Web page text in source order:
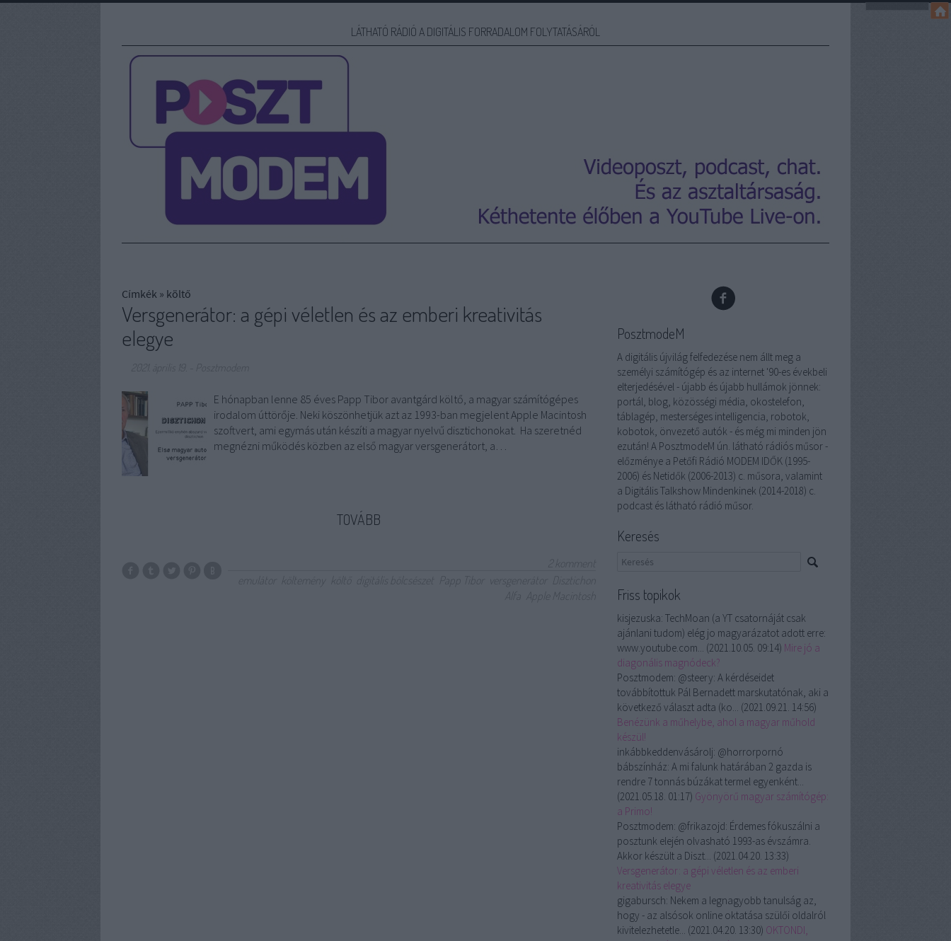
LÁTHATÓ RÁDIÓ A DIGITÁLIS FORRADALOM FOLYTATÁSÁRÓL
Címkék » költő
Versgenerátor: a gépi véletlen és az emberi kreativitás
elegye
Posztmodem
E hónapban lenne 85 éves Papp Tibor avantgárd költő, a magyar számítógépes
irodalom úttörője. Neki köszönhetjük azt az 1993-ban megjelent Apple Macintosh
szoftvert, ami egymás után készíti a magyar nyelvű disztichonokat. Ha szeretnéd
megnézni működés közben az első magyar versgenerátort, a…
TOVÁBB
2 komment
emulátor
költemény költő digitális bölcsészet
Disztichon
Alfa
Apple Macintosh
PosztmodeM
A digitális újvilág felfedezése nem állt meg a
személyi számítógép és az internet '90-es évekbeli
elterjedésével - újabb és újabb hullámok jönnek:
portál, blog, közösségi média, okostelefon,
táblagép, mesterséges intelligencia, robotok,
kobotok, önvezető autók - és még mi minden jön
ezután! A PosztmodeM ún. látható rádiós műsor -
előzménye a Petőfi Rádió MODEM IDŐK (1995-
2006) és Netidők (2006-2013) c. műsora, valamint
a Digitális Talkshow Mindenkinek (2014-2018) c.
podcast és látható rádió műsor.
Keresés
Friss topikok
kisjezuska: TechMoan (a YT csatornáját csak
ajánlani tudom) elég jo magyarázatot adott erre:
www.youtube.com... (2021.10.05. 09:14) Mire jó a
diagonális magnódeck?
Posztmodem: @steery: A kérdéseidet
továbbítottuk Pál Bernadett marskutatónak, aki a
következő választ adta (ko... (2021.09.21. 14:56)
Benézünk a műhelybe, ahol a magyar műhold
készül!
inkábbkeddenvásárolj: @horrorpornó
bábszínház: A mi falunk határában 2 gazda is
rendre 7 tonnás búzákat termel egyenként...
(2021.05.18. 01:17) Gyönyörű magyar számítógép:
a Primo!
Posztmodem: @frikazojd: Érdemes fókuszálni a
posztunk elején olvasható 1993-as évszámra.
Akkor készült a Diszt... (2021.04.20. 13:33)
Versgenerátor: a gépi véletlen és az emberi
kreativitás elegye
gigabursch: Nekem a legnagyobb tanulság az,
hogy - az alsósok online oktatása szülői oldalról
kivitelezhetetle... (2021.04.20. 13:30) OKTONDI,